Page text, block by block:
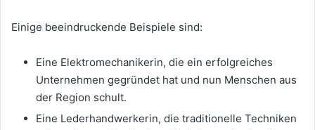
Einige beeindruckende Beispiele sind:
Eine Elektromechanikerin, die ein erfolgreiches
Unternehmen gegründet hat und nun Menschen aus
der Region schult.
Eine Lederhandwerkerin, die traditionelle Techniken